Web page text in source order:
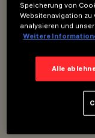
Städtisches
von LED-
Montage an
Flanschs im
Speicherung von
Websitenavigation zu
analysieren und
Weitere
Alle